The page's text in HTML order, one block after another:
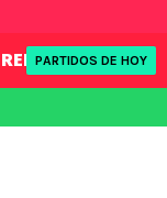
REDSPORT
PARTIDOS DE HOY